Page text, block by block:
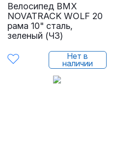
Велосипед BMX
NOVATRACK WOLF 20
рама 10" сталь,
зеленый (ЧЗ)
Нет в
наличии